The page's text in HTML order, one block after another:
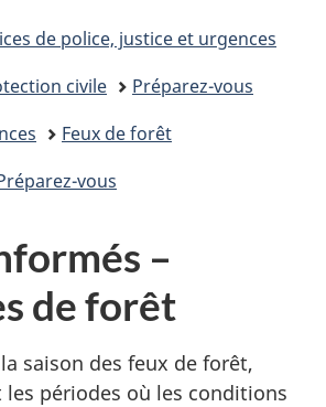
de police, justice et urgences
civile
Préparez-vous
Feux de forêt
vous
–
de forêt
saison des feux de forêt,
périodes où les conditions